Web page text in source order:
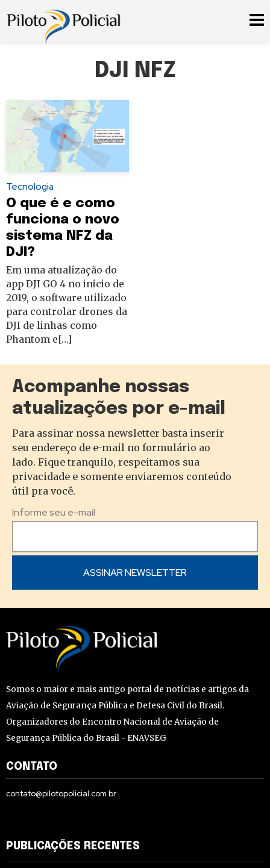
DJI NFZ
Tecnologia
O que é e como
funciona o novo
sistema NFZ da
DJI?
Em uma atualização do
app DJI GO 4 no inicio de
2019, o software utilizado
para controlar drones da
DJI de linhas como
Phantom e[…]
Acompanhe nossas
atualizações por e-mail
Para assinar nossa newsletter basta inserir
seu endereço de e-mail no formulário ao
lado. Fique tranquilo, respeitamos sua
privacidade e somente enviaremos conteúdo
útil pra você.
Informe seu e-mail
Somos o maior e mais antigo portal de notícias e artigos da
Aviação de Segurança Pública e Defesa Civil do Brasil.
Organizadores do Encontro Nacional de Aviação de
Segurança Pública do Brasil - ENAVSEG
CONTATO
contato@pilotopolicial.com.br
PUBLICAÇÕES RECENTES